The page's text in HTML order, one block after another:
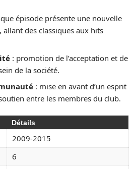
épisode présente une nouvelle
allant des classiques aux hits
: promotion de l’acceptation et de
de la société.
: mise en avant d’un esprit
entre les membres du club.
Détails
2009-2015
6